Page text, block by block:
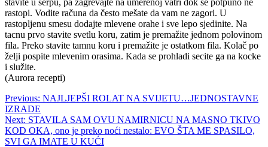
rastopi. Vodite računa da često mešate da vam ne zagori. U
rastopljenu smesu dodajte mlevene orahe i sve lepo sjedinite. Na
tacnu prvo stavite svetlu koru, zatim je premažite jednom polovinom
fila. Preko stavite tamnu koru i premažite je ostatkom fila. Kolač po
želji pospite mlevenim orasima. Kada se prohladi secite ga na kocke
i služite.
(Aurora recepti)
Post
navigation
Previous: NAJLJEPŠI ROLAT NA SVIJETU…JEDNOSTAVNE
IZRADE
Next: STAVILA SAM OVU NAMIRNICU NA MASNO TKIVO
KOD OKA, ono je preko noći nestalo: EVO ŠTA ME SPASILO,
SVI GA IMATE U KUĆI